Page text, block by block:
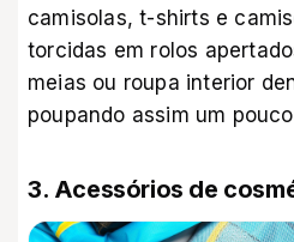
camisolas, t-shirts e
torcidas em rolos
meias ou roupa interior
poupando assim um
3. Acessórios de